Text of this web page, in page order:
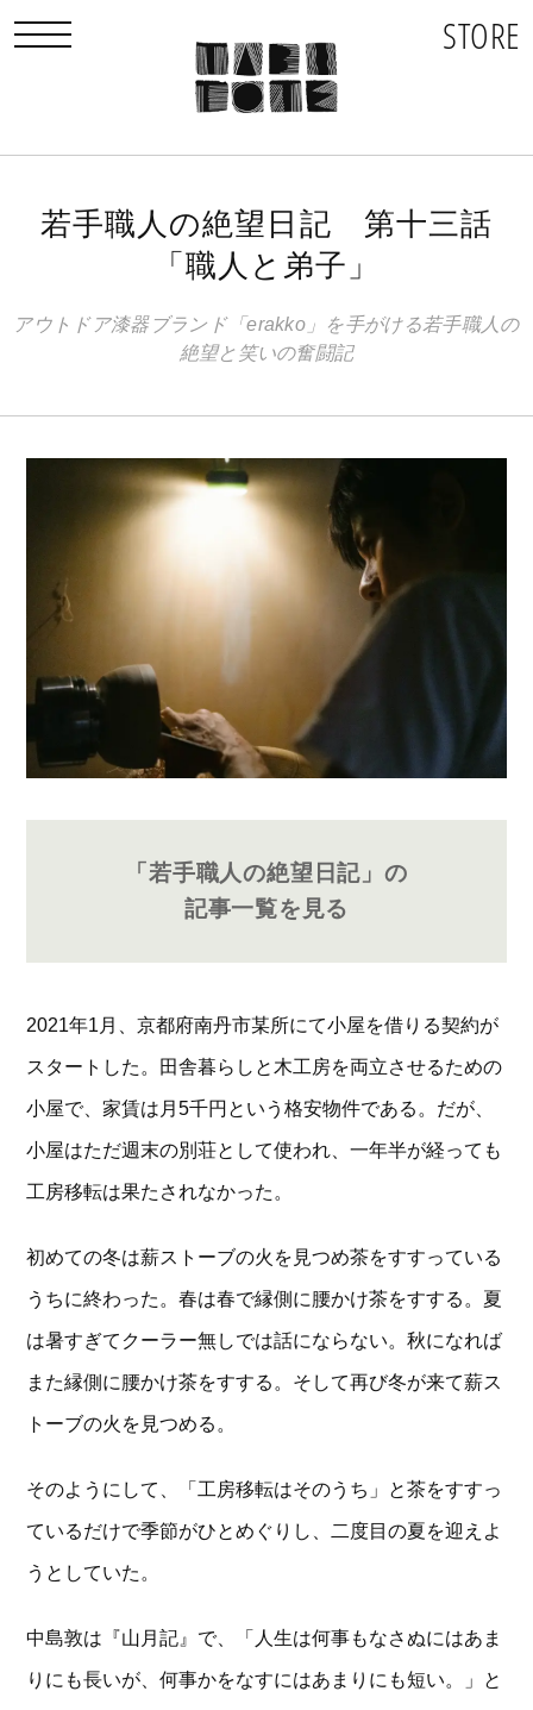
STORE
toggle navigation
若手職人の絶望日記 第十三話
「職人と弟子」
アウトドア漆器ブランド「erakko」を手がける若手職人の
絶望と笑いの奮闘記
「若手職人の絶望日記」の
記事一覧を見る
2021年1月、京都府南丹市某所にて小屋を借りる契約が
スタートした。田舎暮らしと木工房を両立させるための
小屋で、家賃は月5千円という格安物件である。だが、
小屋はただ週末の別荘として使われ、一年半が経っても
工房移転は果たされなかった。
初めての冬は薪ストーブの火を見つめ茶をすすっている
うちに終わった。春は春で縁側に腰かけ茶をすする。夏
は暑すぎてクーラー無しでは話にならない。秋になれば
また縁側に腰かけ茶をすする。そして再び冬が来て薪ス
トーブの火を見つめる。
そのようにして、「工房移転はそのうち」と茶をすすっ
ているだけで季節がひとめぐりし、二度目の夏を迎えよ
うとしていた。
中島敦は『山月記』で、「人生は何事もなさぬにはあま
りにも長いが、何事かをなすにはあまりにも短い。」と